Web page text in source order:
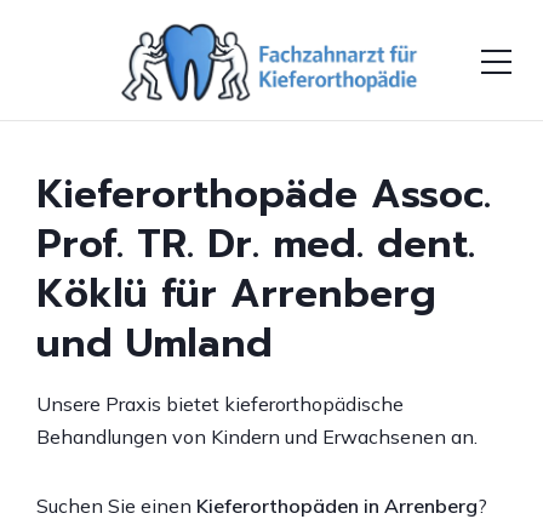
Kieferortho­päde Assoc.
Prof. TR. Dr. med. dent.
Köklü für Arrenberg
und Umland
Unsere Praxis bietet kieferorthopädische
Behandlungen von Kindern und Erwachsenen an.
Suchen Sie einen Kieferorthopäden in Arrenberg?